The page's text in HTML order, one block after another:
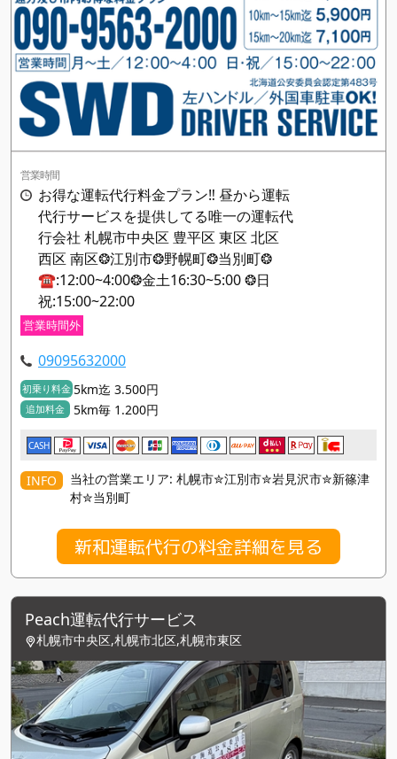
営業時間
お得な運転代行料金プラン‼️ 昼から運転
代行サービスを提供してる唯一の運転代
行会社 札幌市中央区 豊平区 東区 北区
西区 南区❂江別市❂野幌町❂当別町❂
☎️:12:00~4:00❂金土16:30~5:00 ❂日
祝:15:00~22:00
営業時間外
09095632000
初乗り料金 5km迄 3.500円
追加料金 5km毎 1.200円
CASH
INFO
当社の営業エリア: 札幌市✮江別市✮岩見沢市✮新篠津
村✮当別町
新和運転代行の料金詳細を見る
Peach運転代行サービス
札幌市中央区,札幌市北区,札幌市東区